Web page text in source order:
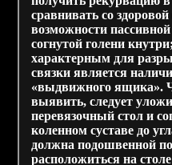
сравнивать со
возможности
согнутой голени
характерным для
связки является
«выдвижного ящика».
выявить, следует
перевязочный стол и
коленном суставе до
должна подошвенной
расположиться на